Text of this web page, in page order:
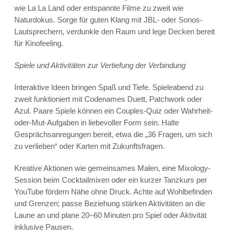
wie La La Land oder entspannte Filme zu zweit wie
Naturdokus. Sorge für guten Klang mit JBL- oder Sonos-
Lautsprechern, verdunkle den Raum und lege Decken bereit
für Kinofeeling.
Spiele und Aktivitäten zur Vertiefung der Verbindung
Interaktive Ideen bringen Spaß und Tiefe. Spieleabend zu
zweit funktioniert mit Codenames Duett, Patchwork oder
Azul. Paare Spiele können ein Couples-Quiz oder Wahrheit-
oder-Mut-Aufgaben in liebevoller Form sein. Halte
Gesprächsanregungen bereit, etwa die „36 Fragen, um sich
zu verlieben“ oder Karten mit Zukunftsfragen.
Kreative Aktionen wie gemeinsames Malen, eine Mixology-
Session beim Cocktailmixen oder ein kurzer Tanzkurs per
YouTube fördern Nähe ohne Druck. Achte auf Wohlbefinden
und Grenzen; passe Beziehung stärken Aktivitäten an die
Laune an und plane 20–60 Minuten pro Spiel oder Aktivität
inklusive Pausen.